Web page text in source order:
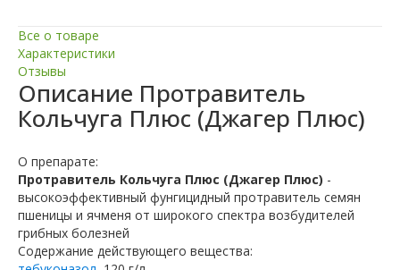
Все о товаре
Характеристики
Отзывы
Описание Протравитель
Кольчуга Плюс (Джагер Плюс)
О препарате:
Протравитель Кольчуга Плюс (Джагер Плюс) -
высокоэффективный фунгицидный протравитель семян
пшеницы и ячменя от широкого спектра возбудителей
грибных болезней
Содержание действующего вещества: